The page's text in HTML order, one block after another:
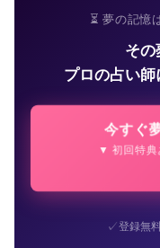
⏳ 夢の記憶
その
プロの占い師
今すぐ
▼ 初回特典
✓登録無